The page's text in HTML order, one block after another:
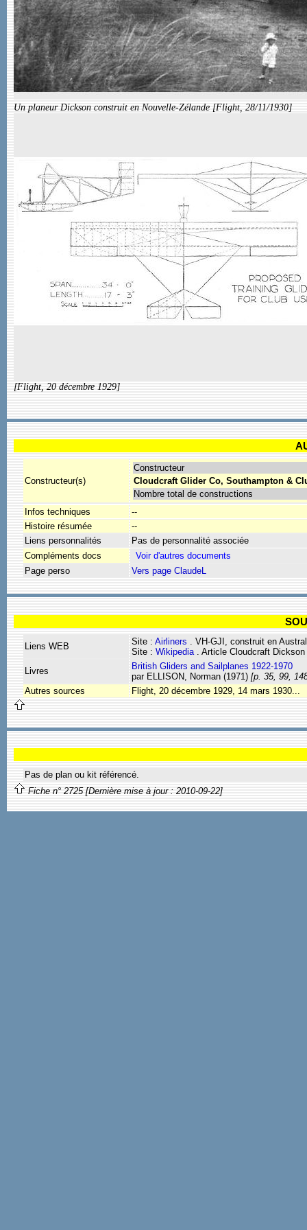
Un planeur Dickson construit en Nouvelle-Zélande [Flight, 28/11/1930]
[Flight, 20 décembre 1929]
Constructeur(s)
Constructeur
Cloudcraft Glider Co, Southampton &
Nombre total de constructions
Infos techniques
--
Histoire résumée
--
Liens personnalités
Pas de personnalité associée
Compléments docs
Page perso
Vers page ClaudeL
Liens WEB Site : Airliners . VH-GJI, construit en
Site : Wikipedia . Article Cloudcraft
Livres
British Gliders and Sailplanes 1922-1970
par ELLISON, Norman (1971) [p. 35, 99,
Autres sources
Flight, 20 décembre 1929, 14 mars 1930...
Pas de plan ou kit référencé.
Fiche n° 2725 [Dernière mise à jour : 2010-09-22]